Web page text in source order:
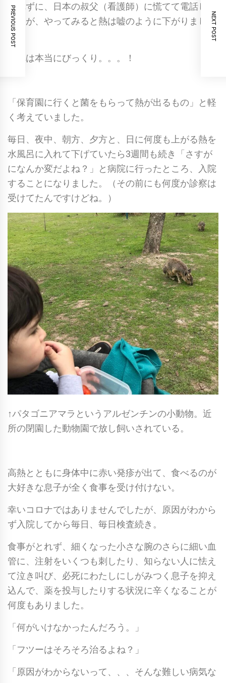
られずに、日本の叔父（看護師）に慌てて電話しま
したが、やってみると熱は嘘のように下がりまし
た。
これは本当にびっくり。。。！
「保育園に行くと菌をもらって熱が出るもの」と軽
く考えていました。
毎日、夜中、朝方、夕方と、日に何度も上がる熱を
水風呂に入れて下げていたら3週間も続き「さすが
になんか変だよね？」と病院に行ったところ、入院
することになりました。（その前にも何度か診察は
受けてたんですけどね。）
↑パタゴニアマラというアルゼンチンの小動物。近
所の閉園した動物園で放し飼いされている。
高熱とともに身体中に赤い発疹が出て、食べるのが
大好きな息子が全く食事を受け付けない。
幸いコロナではありませんでしたが、原因がわから
ず入院してから毎日、毎日検査続き。
食事がとれず、細くなった小さな腕のさらに細い血
管に、注射をいくつも刺したり、知らない人に怯え
て泣き叫び、必死にわたしにしがみつく息子を抑え
込んで、薬を投与したりする状況に辛くなることが
何度もありました。
「何がいけなかったんだろう。」
「フツーはそろそろ治るよね？」
「原因がわからないって、、、そんな難しい病気な
PREVIOUS POST NEXT POST